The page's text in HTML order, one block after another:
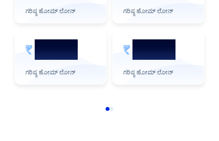
ಗರಿಷ್ಠ ಹೋಮ್ ಲೋನ್
3 ಕೋಟಿ
ಗರಿಷ್ಠ ಹೋಮ್ ಲೋನ್
ಗರಿಷ್ಠ ಹೋಮ್ ಲೋನ್
1 ಕೋಟಿ
ಗರಿಷ್ಠ ಹೋಮ್ ಲೋನ್